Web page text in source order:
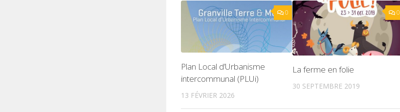
0
Plan Local d’Urbanisme
intercommunal (PLUi)
13 FÉVRIER 2026
0
La ferme en folie
30 SEPTEMBRE 2019